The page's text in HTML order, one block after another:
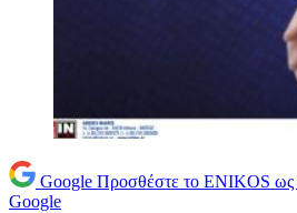
Google Προσθέστε το ENIKOS ως
Google